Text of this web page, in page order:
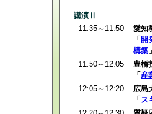
講演Ⅱ
11:35～11:50
愛知
「 開
構築
11:50～12:05
豊橋
「 産
12:05～12:20
広島
「 ス